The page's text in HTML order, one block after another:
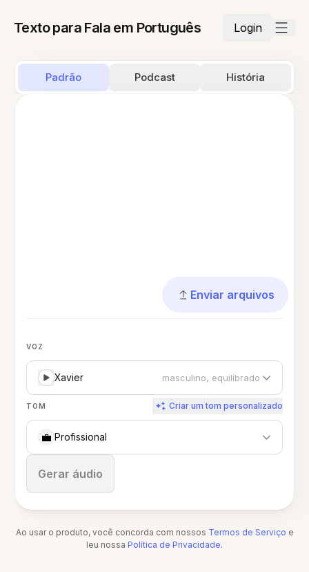
Texto para Fala em Português Login
Padrão Podcast História
Enviar arquivos
VOZ
Xavier masculino, equilibrado
TOM Criar um tom personalizado
💼 Profissional
Gerar áudio
Parar
Ao usar o produto, você concorda com nossos Termos de Serviço e
leu nossa Política de Privacidade.